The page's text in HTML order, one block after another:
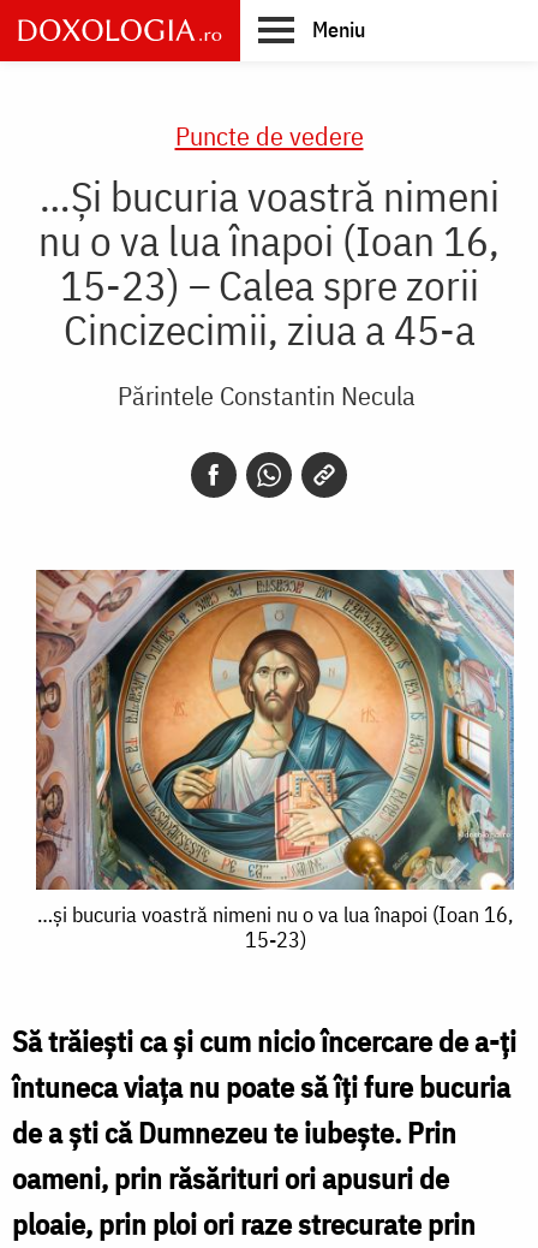
Skip
to
main
Meniu
Puncte de vedere
…Și bucuria voastră nimeni
nu o va lua înapoi (Ioan 16,
15-23) – Calea spre zorii
Cincizecimii, ziua a 45-a
Părintele Constantin Necula
…
voastră
nimeni
nu
…și bucuria voastră nimeni nu o va lua înapoi (Ioan 16,
15-23)
Să trăiești ca și cum nicio încercare de a-ți
întuneca viața nu poate să îți fure bucuria
de a ști că Dumnezeu te iubește. Prin
oameni, prin răsărituri ori apusuri de
ploaie, prin ploi ori raze strecurate prin